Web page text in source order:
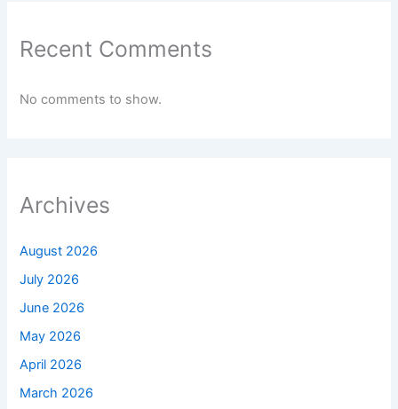
Recent Comments
No comments to show.
Archives
August 2026
July 2026
June 2026
May 2026
April 2026
March 2026